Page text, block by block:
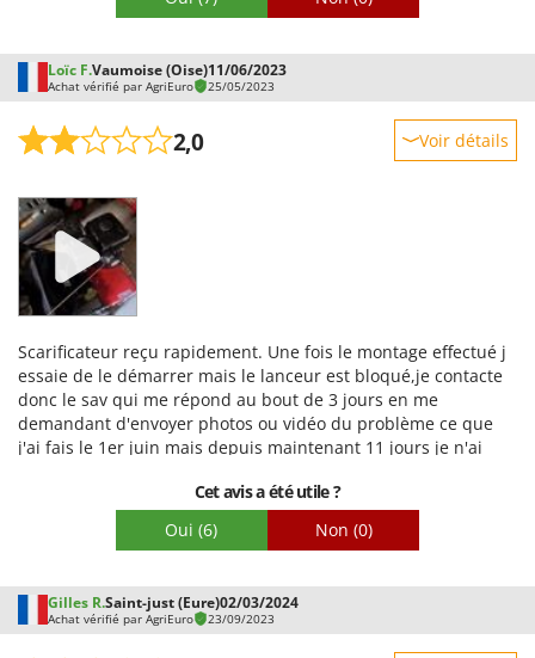
de l'herbe, qui les retrouve ? Disons que pour ce prix, je
Loïc F.Vaumoise (Oise)11/06/2023
Achat vérifié par AgriEuro 25/05/2023
2,0 Voir détails
Prestations
Facilité d'utilisation
Qualité / Prix
Facilité de montage
Emballage
Scarificateur reçu rapidement. Une fois le montage effectué j
essaie de le démarrer mais le lanceur est bloqué,je contacte
donc le sav qui me répond au bout de 3 jours en me
demandant d'envoyer photos ou vidéo du problème ce que
j'ai fais le 1er juin mais depuis maintenant 11 jours je n'ai
réponse. De plus la qualité du scarificateur me parait pas
top.Je ne commenderai plus chez eux
Cet avis a été utile ?
Oui (6) Non (0)
Gilles R.Saint-just (Eure)02/03/2024
Achat vérifié par AgriEuro 23/09/2023